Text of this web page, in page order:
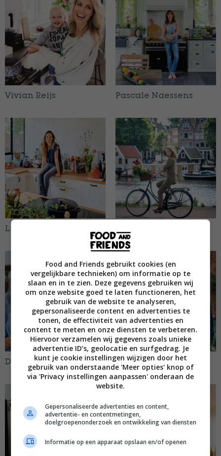
Vivian Reijs Pascale Naessens
Lisette Kreischer
Denise Kortlever Ella Mills
Food and Friends gebruikt cookies (en
vergelijkbare technieken) om informatie op te
slaan en in te zien. Deze gegevens gebruiken wij
om onze website goed te laten functioneren, het
gebruik van de website te analyseren,
gepersonaliseerde content en advertenties te
tonen, de effectiviteit van advertenties en
content te meten en onze diensten te verbeteren.
Hiervoor verzamelen wij gegevens zoals unieke
advertentie ID’s, geolocatie en surfgedrag. Je
kunt je cookie instellingen wijzigen door het
gebruik van onderstaande 'Meer opties' knop of
via 'Privacy instellingen aanpassen' onderaan de
website.
Gepersonaliseerde advertenties en content,
advertentie- en contentmetingen,
doelgroepenonderzoek en ontwikkeling van diensten
Informatie op een apparaat opslaan en/of openen